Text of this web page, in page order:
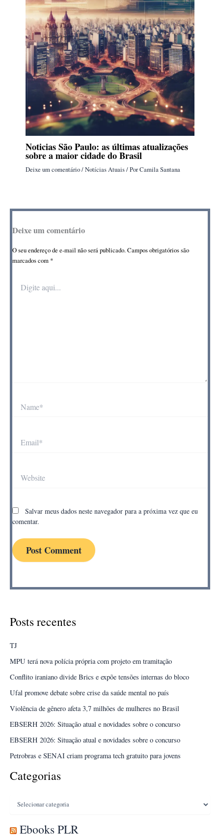
Noticias São Paulo: as últimas atualizações
sobre a maior cidade do Brasil
Deixe um comentário/Notícias Atuais/ PorCamila Santana
Deixe um comentário
O seu endereço de e-mail não será publicado.Campos obrigatórios são
marcados com *
aqui...
Salvar meus dados neste navegador para a próxima vez que eu
comentar.
Posts recentes
TJ
MPU terá nova polícia própria com projeto em tramitação
Conflito iraniano divide Brics e expõe tensões internas do bloco
Ufal promove debate sobre crise da saúde mental no país
Violência de gênero afeta 3,7 milhões de mulheres no Brasil
EBSERH 2026: Situação atual e novidades sobre o concurso
EBSERH 2026: Situação atual e novidades sobre o concurso
Petrobras e SENAI criam programa tech gratuito para jovens
Categorias
Ebooks PLR